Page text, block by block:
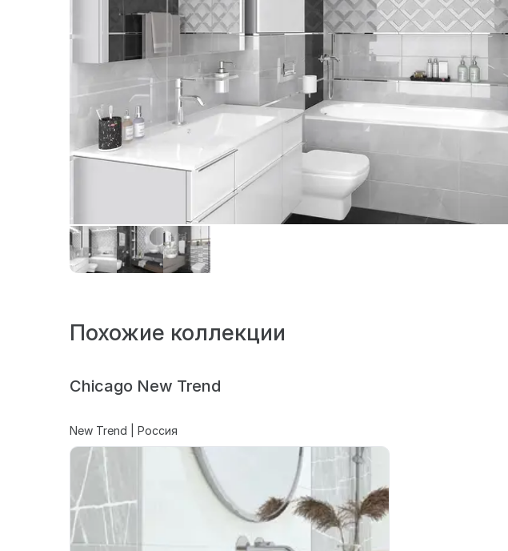
Похожие коллекции
Chicago New Trend
New Trend | Россия